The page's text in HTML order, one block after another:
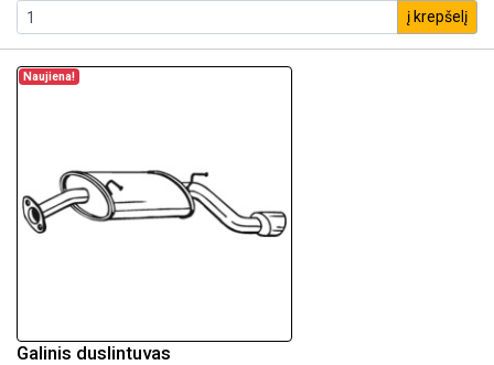
į krepšelį
Naujiena!
Galinis duslintuvas